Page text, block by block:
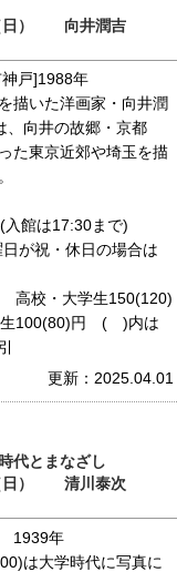
日） 向井潤吉
神戸]1988年
描いた洋画家・向井潤
、向井の故郷・京都
た東京近郊や埼玉を描
館は17:30まで)
が祝・休日の場合は
高校・大学生150(120)
生100(80)円 ( )内は
更新：2025.04.01
代とまなざし
日） 清川泰次
1939年
は大学時代に写真に